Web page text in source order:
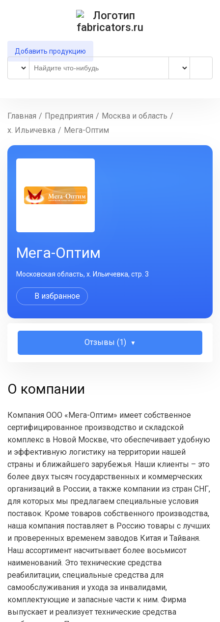
Добавить продукцию
Главная / Предприятия / Москва и область /
х. Ильичевка / Мега-Оптим
Мега-Оптим
Московская область, х. Ильичевка, стр. 3
В избранное
Отзывы (1)
О компании
Компания ООО «Мега-Оптим» имеет собственное
сертифицированное производство и складской
комплекс в Новой Москве, что обеспечивает удобную
и эффективную логистику на территории нашей
страны и ближайшего зарубежья. Наши клиенты – это
более двух тысяч государственных и коммерческих
организаций в России, а также компании из стран СНГ,
для которых мы предлагаем специальные условия
поставок. Кроме товаров собственного производства,
наша компания поставляет в Россию товары с лучших
и проверенных временем заводов Китая и Тайваня.
Наш ассортимент насчитывает более восьмисот
наименований. Это технические средства
реабилитации, специальные средства для
самообслуживания и ухода за инвалидами,
комплектующие и запасные части к ним. Фирма
выпускает и реализует технические средства